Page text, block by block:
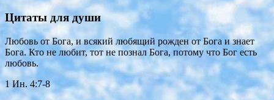
Цитаты для души
Любовь от Бога, и всякий любящий рожден от Бога и знает
Бога. Кто не любит, тот не познал Бога, потому что Бог есть
любовь.
1 Ин. 4:7-8